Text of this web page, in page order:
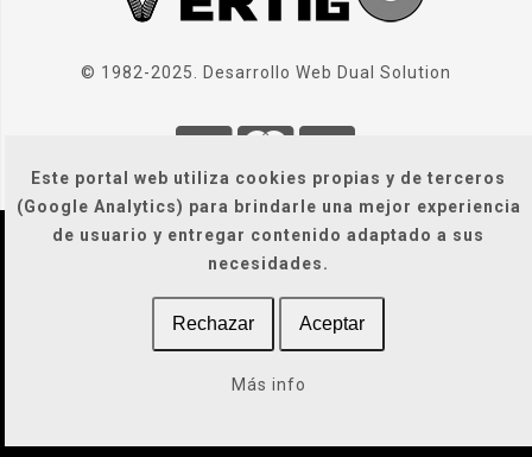
Este portal web utiliza cookies propias y de terceros
(Google Analytics) para brindarle una mejor experiencia
de usuario y entregar contenido adaptado a sus
necesidades.
Rechazar Aceptar
Más info
© 1982-2025. Desarrollo Web Dual Solution
| Condiciones Generales
Legal / Privacidad / Cookies / Accesibilidad